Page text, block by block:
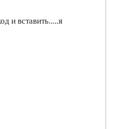
и вставить.....я